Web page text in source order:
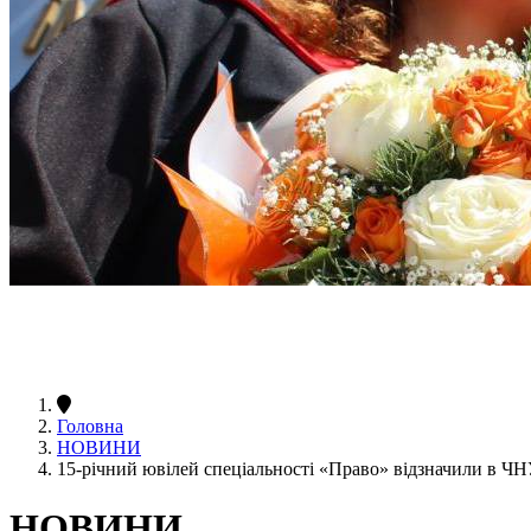
Головна
НОВИНИ
15-річний ювілей спеціальності «Право» відзначили в